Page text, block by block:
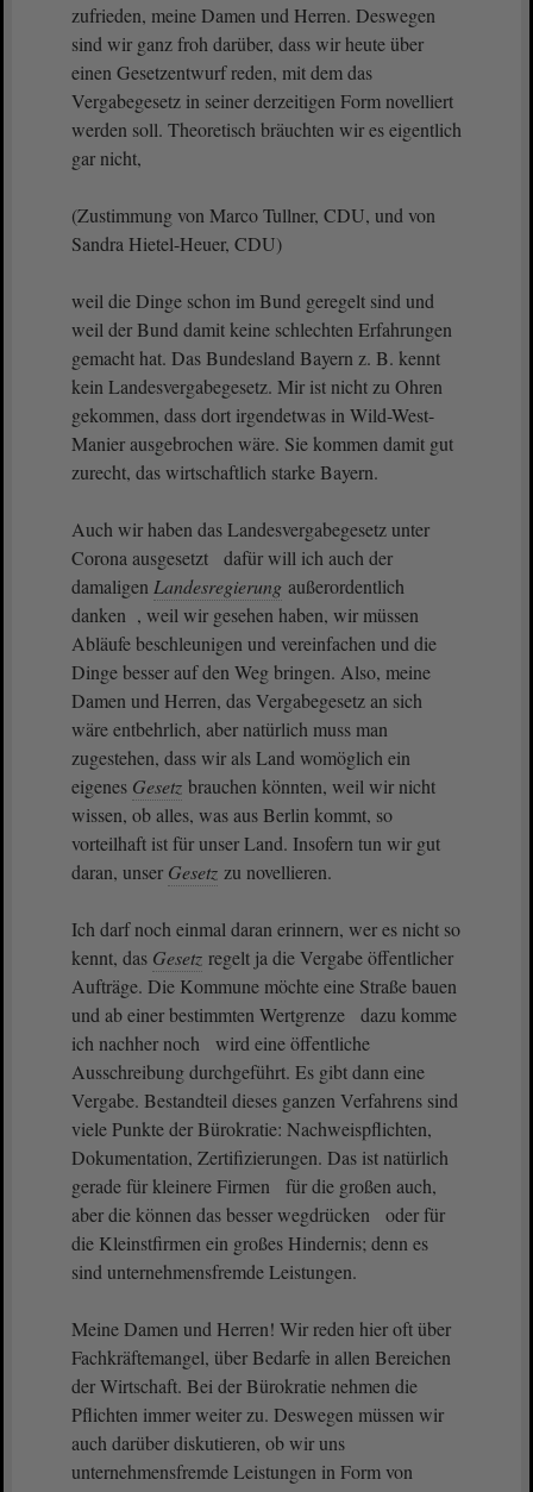
zufrieden, meine Damen und Herren. Deswegen
sind wir ganz froh darüber, dass wir heute über
einen Gesetzentwurf reden, mit dem das
Vergabegesetz in seiner derzeitigen Form novelliert
werden soll. Theoretisch bräuchten wir es eigentlich
gar nicht,
(Zustimmung von Marco Tullner, CDU, und von
Sandra Hietel-Heuer, CDU)
weil die Dinge schon im Bund geregelt sind und
weil der Bund damit keine schlechten Erfahrungen
gemacht hat. Das Bundesland Bayern z. B. kennt
kein Landesvergabegesetz. Mir ist nicht zu Ohren
gekommen, dass dort irgendetwas in Wild-West-
Manier ausgebrochen wäre. Sie kommen damit gut
zurecht, das wirtschaftlich starke Bayern.
Auch wir haben das Landesvergabegesetz unter
Corona ausgesetzt dafür will ich auch der
damaligen Landesregierung außerordentlich
danken , weil wir gesehen haben, wir müssen
Abläufe beschleunigen und vereinfachen und die
Dinge besser auf den Weg bringen. Also, meine
Damen und Herren, das Vergabegesetz an sich
wäre entbehrlich, aber natürlich muss man
zugestehen, dass wir als Land womöglich ein
eigenes Gesetz brauchen könnten, weil wir nicht
wissen, ob alles, was aus Berlin kommt, so
vorteilhaft ist für unser Land. Insofern tun wir gut
daran, unser Gesetz zu novellieren.
Ich darf noch einmal daran erinnern, wer es nicht so
kennt, das Gesetz regelt ja die Vergabe öffentlicher
Aufträge. Die Kommune möchte eine Straße bauen
und ab einer bestimmten Wertgrenze dazu komme
ich nachher noch wird eine öffentliche
Ausschreibung durchgeführt. Es gibt dann eine
Vergabe. Bestandteil dieses ganzen Verfahrens sind
viele Punkte der Bürokratie: Nachweispflichten,
Dokumentation, Zertifizierungen. Das ist natürlich
gerade für kleinere Firmen für die großen auch,
aber die können das besser wegdrücken oder für
die Kleinstfirmen ein großes Hindernis; denn es
sind unternehmensfremde Leistungen.
Meine Damen und Herren! Wir reden hier oft über
Fachkräftemangel, über Bedarfe in allen Bereichen
der Wirtschaft. Bei der Bürokratie nehmen die
Pflichten immer weiter zu. Deswegen müssen wir
auch darüber diskutieren, ob wir uns
unternehmensfremde Leistungen in Form von